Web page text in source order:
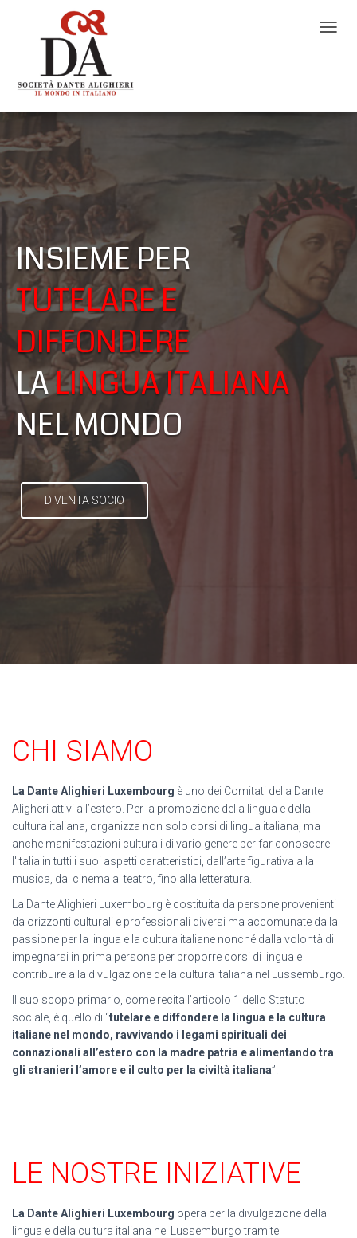
A
T
INSIEME PER
TUTELARE E
DIFFONDERE
LALINGUA ITALIANA
NEL MONDO
DIVENTA SOCIO
CHI SIAMO
La Dante Alighieri Luxembourg è uno dei Comitati della Dante
Aligheri attivi all’estero. Per la promozione della lingua e della
cultura italiana, organizza non solo corsi di lingua italiana, ma
anche manifestazioni culturali di vario genere per far conoscere
l'Italia in tutti i suoi aspetti caratteristici, dall’arte figurativa alla
musica, dal cinema al teatro, fino alla letteratura.
La Dante Alighieri Luxembourg è costituita da persone provenienti
da orizzonti culturali e professionali diversi ma accomunate dalla
passione per la lingua e la cultura italiane nonché dalla volontà di
impegnarsi in prima persona per proporre corsi di lingua e
contribuire alla divulgazione della cultura italiana nel Lussemburgo.
Il suo scopo primario, come recita l’articolo 1 dello Statuto
sociale, è quello di “tutelare e diffondere la lingua e la cultura
italiane nel mondo, ravvivando i legami spirituali dei
connazionali all’estero con la madre patria e alimentando tra
gli stranieri l’amore e il culto per la civiltà italiana”.
LE NOSTRE INIZIATIVE
La Dante Alighieri Luxembourg opera per la divulgazione della
lingua e della cultura italiana nel Lussemburgo tramite